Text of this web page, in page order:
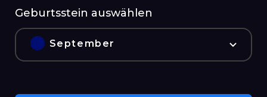
Geburtsstein auswählen
September